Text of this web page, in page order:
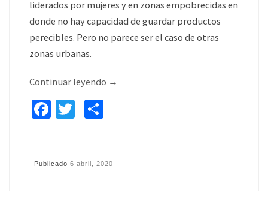
liderados por mujeres y en zonas empobrecidas en
donde no hay capacidad de guardar productos
perecibles. Pero no parece ser el caso de otras
zonas urbanas.
Continuar leyendo →
Fa
o
T
er p
Publicado6 abril, 2020